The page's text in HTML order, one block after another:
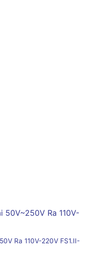
Ra 110V-220V FS1.II-